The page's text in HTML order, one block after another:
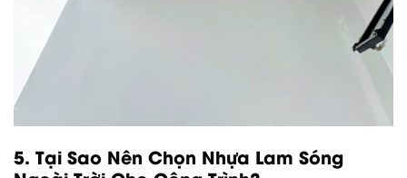
5. Tại Sao Nên Chọn Nhựa Lam Sóng